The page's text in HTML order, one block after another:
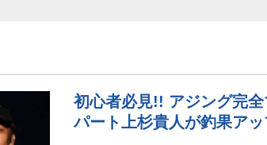
初心者必見!! アジング完
パート上杉貴人が釣果ア